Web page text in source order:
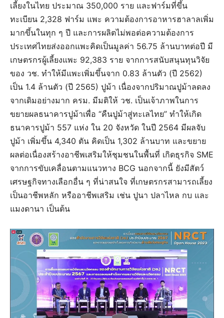
เลี้ยงในไทย ประมาณ 350,000 ราย และฟาร์มที่ขึ้น
ทะเบียน 2,328 ฟาร์ม แพะ ความต้องการอาหารฮาลาลเพิ่ม
มากขึ้นในทุก ๆ ปี และการผลิตไม่พอต่อความต้องการ
ประเทศไทยส่งออกแพะคิดเป็นมูลค่า 56.75 ล้านบาทต่อปี มี
เกษตรกรผู้เลี้ยงแพะ 92,383 ราย จากการสนับสนุนทุนวิจัย
ของ วช. ทำให้มีแพะเพิ่มขึ้นจาก 0.83 ล้านตัว (ปี 2562)
เป็น 1.4 ล้านตัว (ปี 2565) ปูม้า เนื่องจากปริมาณปูม้าลดลง
จากเดิมอย่างมาก ครม. มีมติให้ วช. เป็นเจ้าภาพในการ
ขยายผลธนาคารปูม้าเพื่อ “คืนปูม้าสู่ทะเลไทย” ทำให้เกิด
ธนาคารปูม้า 557 แห่ง ใน 20 จังหวัด ในปี 2564 มีผลจับ
ปูม้า เพิ่มขึ้น 4,340 ตัน คิดเป็น 1,302 ล้านบาท และขยาย
ผลต่อเนื่องสร้างอาชีพเสริมให้ชุมชนในพื้นที่ เกิดธุรกิจ SME
จากการขับเคลื่อนตามแนวทาง BCG นอกจากนี้ ยังมีสัตว์
เศรษฐกิจทางเลือกอื่น ๆ ที่น่าสนใจ ที่เกษตรกรสามารถเลี้ยง
เป็นอาชีพหลัก หรืออาชีพเสริม เช่น ปูนา ปลาไหล กบ และ
แมงดานา เป็นต้น